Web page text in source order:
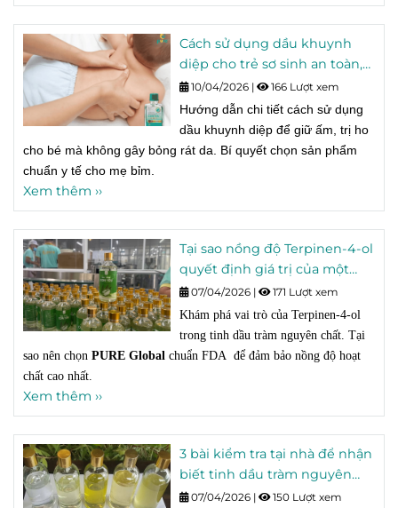
Cách sử dụng dầu khuynh
diệp cho trẻ sơ sinh an toàn,
không gây bỏng rát.
10/04/2026 | 166 Lượt xem
Hướng dẫn chi tiết cách sử dụng
dầu khuynh diệp để giữ ấm, trị ho
cho bé mà không gây bỏng rát da. Bí quyết chọn sản phẩm
chuẩn y tế cho mẹ bỉm.
Xem thêm ››
Tại sao nồng độ Terpinen-4-ol
quyết định giá trị của một
chai tinh dầu tràm?
07/04/2026 | 171 Lượt xem
Khám phá vai trò của Terpinen-4-ol
trong tinh dầu tràm nguyên chất. Tại
sao nên chọn PURE Global chuẩn FDA để đảm bảo nồng độ hoạt
chất cao nhất.
Xem thêm ››
3 bài kiểm tra tại nhà để nhận
biết tinh dầu tràm nguyên
chất trong 30 giây
07/04/2026 | 150 Lượt xem